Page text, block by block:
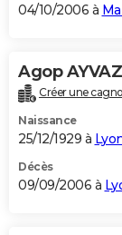
04/10/2006 à
Agop
Créer une
Naissance
25/12/1929 à
Décès
09/09/2006 à